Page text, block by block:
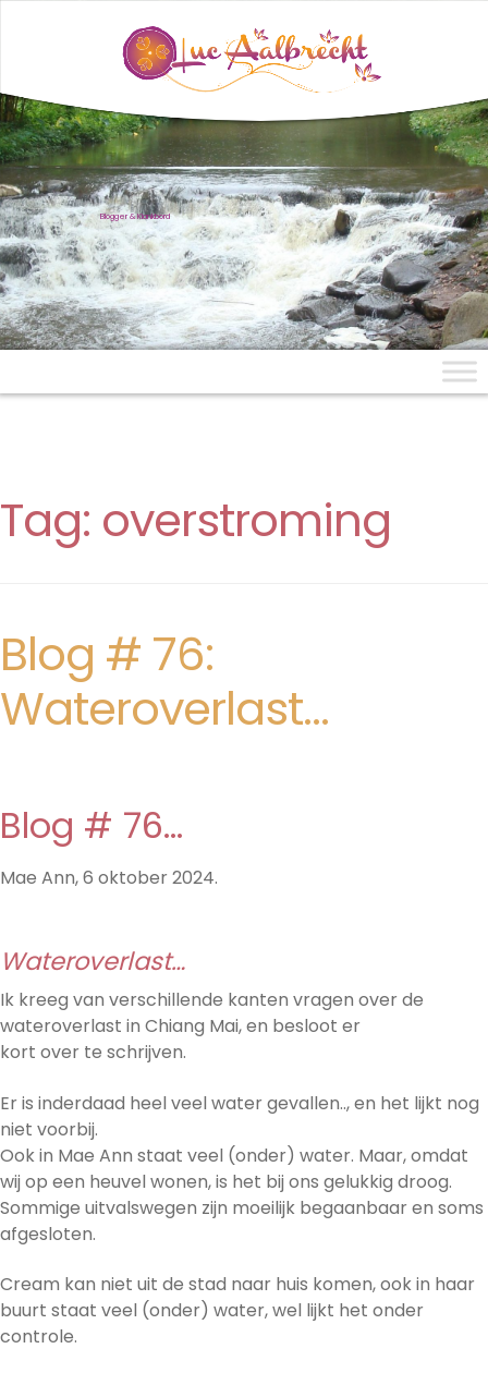
Blogger & Klankbord
uit Mae Aen, Noord-Thailand
Tag: overstroming
Blog # 76:
Wateroverlast…
Blog # 76…
Mae Ann, 6 oktober 2024.
Wateroverlast…
Ik kreeg van verschillende kanten vragen over de
wateroverlast in Chiang Mai, en besloot er
kort over te schrijven.
Er is inderdaad heel veel water gevallen.., en het lijkt nog
niet voorbij.
Ook in Mae Ann staat veel (onder) water. Maar, omdat
wij op een heuvel wonen, is het bij ons gelukkig droog.
Sommige uitvalswegen zijn moeilijk begaanbaar en soms
afgesloten.
Cream kan niet uit de stad naar huis komen, ook in haar
buurt staat veel (onder) water, wel lijkt het onder
controle.